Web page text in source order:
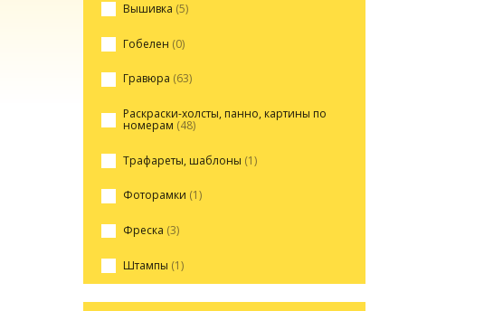
Вышивка (5)
Гобелен (0)
Гравюра (63)
Раскраски-холсты, панно, картины по
номерам (48)
Трафареты, шаблоны (1)
Фоторамки (1)
Фреска (3)
Штампы (1)